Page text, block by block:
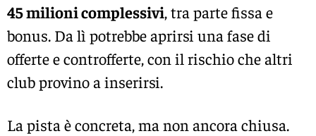
45 milioni complessivi, tra parte fissa e
bonus. Da lì potrebbe aprirsi una fase di
offerte e controfferte, con il rischio che altri
club provino a inserirsi.
La pista è concreta, ma non ancora chiusa.